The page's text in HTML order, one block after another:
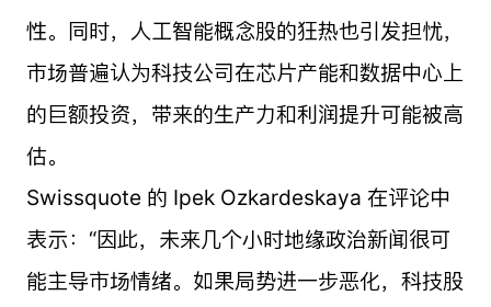
性。同时，人工智能概念股的狂热也引发担忧，
市场普遍认为科技公司在芯片产能和数据中心上
的巨额投资，带来的生产力和利润提升可能被高
估。
Swissquote 的 Ipek Ozkardeskaya 在评论中
表示：“因此，未来几个小时地缘政治新闻很可
能主导市场情绪。如果局势进一步恶化，科技股